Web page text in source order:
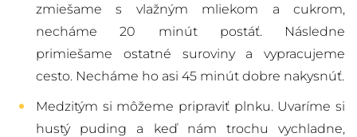
zmiešame s vlažným mliekom a cukrom,
necháme 20 minút postáť. Následne
primiešame ostatné suroviny a vypracujeme
cesto. Necháme ho asi 45 minút dobre nakysnúť.
Medzitým si môžeme pripraviť plnku. Uvaríme si
hustý puding a keď nám trochu vychladne,